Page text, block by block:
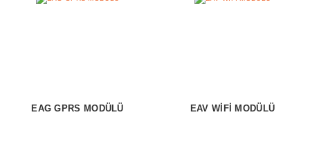
EAG GPRS MODÜLÜ EAV WİFİ MODÜLÜ